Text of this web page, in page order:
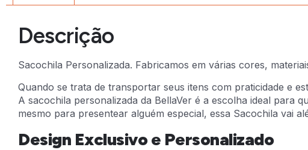
Descrição
Sacochila Personalizada. Fabricamos em várias cores,
Quando se trata de transportar seus itens com praticidade e
A sacochila personalizada da BellaVer é a escolha ideal para
mesmo para presentear alguém especial, essa Sacochila vai
Design Exclusivo e Personalizado